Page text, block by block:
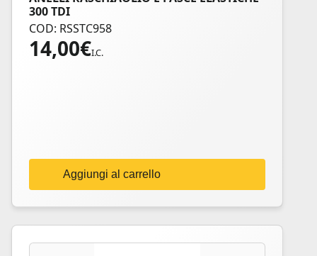
300 TDI
COD: RSSTC958
14,00€I.C.
Aggiungi al carrello